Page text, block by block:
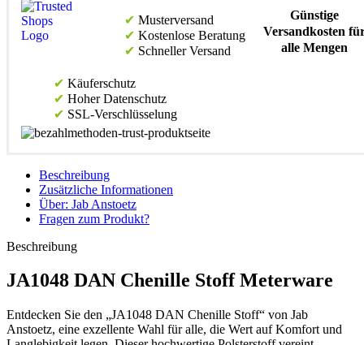
Musterversand
Kostenlose Beratung
Schneller Versand
Käuferschutz
Hoher Datenschutz
SSL-Verschlüsselung
Günstige
Versandkosten
alle Mengen
Beschreibung
Zusätzliche Informationen
Über: Jab Anstoetz
Fragen zum Produkt?
Beschreibung
JA1048 DAN Chenille Stoff Meterware
Entdecken Sie den „JA1048 DAN Chenille Stoff“ von Jab
Anstoetz, eine exzellente Wahl für alle, die Wert auf Komfort und